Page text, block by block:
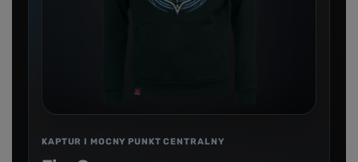
KAPTUR I MOCNY PUNKT CENTRALNY